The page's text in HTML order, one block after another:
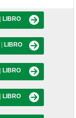
LIBRO
LIBRO
LIBRO
LIBRO